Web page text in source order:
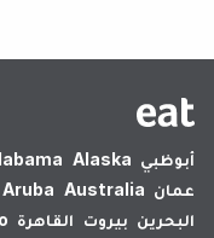
أبوظبي Alaska
عمان
Aruba Australia
البحرين بيروت القاهرة